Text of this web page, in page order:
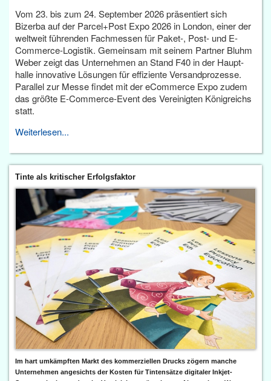
Vom 23. bis zum 24. September 2026 präsentiert sich
Bizerba auf der Parcel+Post Expo 2026 in London, einer der
weltweit führenden Fachmessen für Paket-, Post- und E-
Commerce-Logistik. Gemeinsam mit seinem Partner Bluhm
Weber zeigt das Unternehmen an Stand F40 in der Haupt­
halle innovative Lösungen für effiziente Versandprozesse.
Parallel zur Messe findet mit der eCommerce Expo zudem
das größte E-Commerce-Event des Vereinigten Königreichs
statt.
Weiterlesen...
Tinte als kritischer Erfolgsfaktor
Im hart umkämpften Markt des kommerziellen Drucks zögern manche
Unternehmen angesichts der Kosten für Tintensätze digitaler Inkjet-